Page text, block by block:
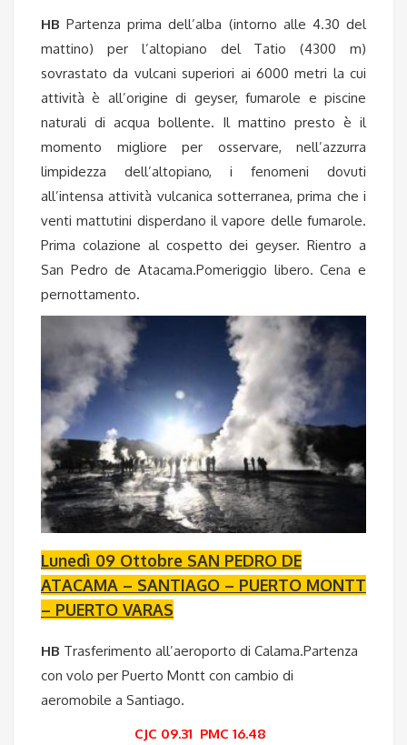
HBPartenza prima dell’alba (intorno alle 4.30 del
mattino) per l’altopiano del Tatio (4300 m)
sovrastato da vulcani superiori ai 6000 metri la cui
attività è all’origine di geyser, fumarole e piscine
naturali di acqua bollente. Il mattino presto è il
momento migliore per osservare, nell’azzurra
limpidezza dell’altopiano, i fenomeni dovuti
all’intensa attività vulcanica sotterranea, prima che i
venti mattutini disperdano il vapore delle fumarole.
Prima colazione al cospetto dei geyser. Rientro a
San Pedro de Atacama.Pomeriggio libero. Cena e
pernottamento.
Lunedì 09 Ottobre SAN PEDRO DE
ATACAMA – SANTIAGO – PUERTO MONTT
– PUERTO VARAS
HB Trasferimento all’aeroporto di Calama.Partenza
con volo per Puerto Montt con cambio di
aeromobile a Santiago.
CJC 09.31 PMC 16.48